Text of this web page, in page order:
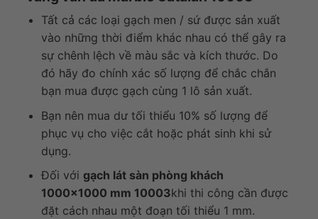
Tất cả các loại gạch men / sứ được sản xuất
vào những thời điểm khác nhau có thể gây ra
sự chênh lệch về màu sắc và kích thước. Do
đó hãy đo chính xác số lượng để chắc chắn
bạn mua được gạch cùng 1 lô sản xuất.
Bạn nên mua dư tối thiểu 10% số lượng để
phục vụ cho việc cắt hoặc phát sinh khi sử
dụng.
Đối với gạch lát sàn phòng khách
1000×1000 mm 10003khi thi công cần được
đặt cách nhau một đoạn tối thiểu 1 mm.